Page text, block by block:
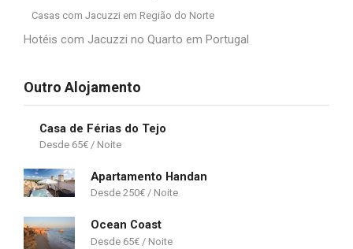
Casas com Jacuzzi em Região do Norte
Hotéis com Jacuzzi no Quarto em Portugal
Outro Alojamento
Casa de Férias do Tejo
65€
Apartamento Handan
250€
Ocean Coast
65€